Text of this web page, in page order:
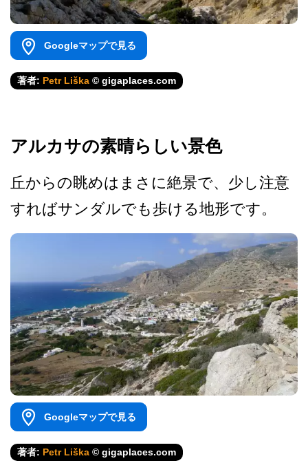
Googleマップで見る
著者: Petr Liška © gigaplaces.com
アルカサの素晴らしい景色
丘からの眺めはまさに絶景で­、少し注意
すればサンダルでも歩ける地形です。
Googleマップで見る
著者: Petr Liška © gigaplaces.com